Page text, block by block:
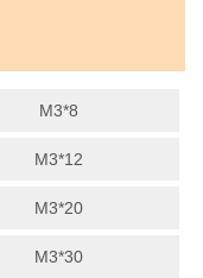
M3*8
M3*12
M3*20
M3*30